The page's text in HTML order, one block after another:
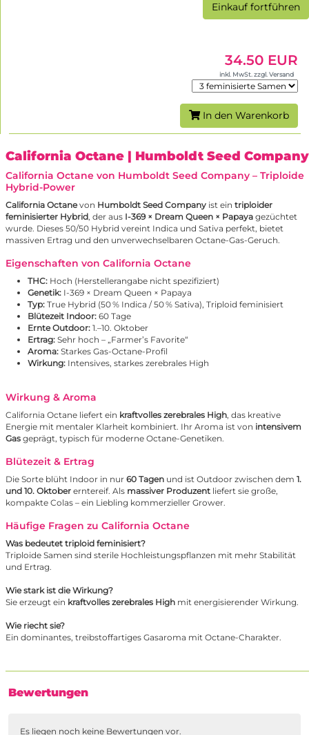
Einkauf fortführen
34.50 EUR
inkl. MwSt. zzgl. Versand
In den Warenkorb
California Octane | Humboldt Seed Company
California Octane von Humboldt Seed Company – Triploide
Hybrid-Power
California Octanevon Humboldt Seed Company ist ein triploider
feminisierter Hybrid, der aus I-369 × Dream Queen × Papaya gezüchtet
wurde. Dieses 50/50 Hybrid vereint Indica und Sativa perfekt, bietet
massiven Ertrag und den unverwechselbaren Octane-Gas-Geruch.
Eigenschaften von California Octane
THC: Hoch (Herstellerangabe nicht spezifiziert)
Genetik: I-369 × Dream Queen × Papaya
Typ: True Hybrid (50 % Indica / 50 % Sativa), Triploid feminisiert
Blütezeit Indoor: 60 Tage
Ernte Outdoor: 1.–10. Oktober
Ertrag: Sehr hoch – „Farmer’s Favorite“
Aroma: Starkes Gas-Octane-Profil
Wirkung: Intensives, starkes zerebrales High
Wirkung & Aroma
California Octane liefert ein kraftvolles zerebrales High, das kreative
Energie mit mentaler Klarheit kombiniert. Ihr Aroma ist von intensivem
Gas geprägt, typisch für moderne Octane-Genetiken.
Blütezeit & Ertrag
Die Sorte blüht Indoor in nur 60 Tagen und ist Outdoor zwischen dem 1.
und 10. Oktober erntereif. Als massiver Produzent liefert sie große,
kompakte Colas – ein Liebling kommerzieller Grower.
Häufige Fragen zu California Octane
Was bedeutet triploid feminisiert?
Triploide Samen sind sterile Hochleistungspflanzen mit mehr Stabilität
und Ertrag.
Wie stark ist die Wirkung?
Sie erzeugt ein kraftvolles zerebrales High mit energisierender Wirkung.
Wie riecht sie?
Ein dominantes, treibstoffartiges Gasaroma mit Octane-Charakter.
Bewertungen
Es liegen noch keine Bewertungen vor.